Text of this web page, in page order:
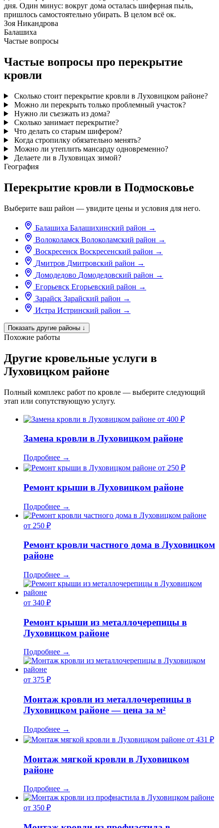
дня. Один минус: вокруг дома осталась шиферная пыль,
пришлось самостоятельно убирать. В целом всё ок.
Зоя Никандрова
Балашиха
Частые вопросы
Частые вопросы про перекрытие
кровли
Сколько стоит перекрытие кровли в Луховицком районе?
Можно ли перекрыть только проблемный участок?
Нужно ли съезжать из дома?
Сколько занимает перекрытие?
Что делать со старым шифером?
Когда стропилку обязательно менять?
Можно ли утеплить мансарду одновременно?
Делаете ли в Луховицах зимой?
География
Перекрытие кровли в Подмосковье
Выберите ваш район — увидите цены и условия для него.
Балашиха Балашихинский район →
Волоколамск Волоколамский район →
Воскресенск Воскресенский район →
Дмитров Дмитровский район →
Домодедово Домодедовский район →
Егорьевск Егорьевский район →
Зарайск Зарайский район →
Истра Истринский район →
Показать другие районы ↓
Похожие работы
Другие кровельные услуги в
Луховицком районе
Полный комплекс работ по кровле — выберите следующий
этап или сопутствующую услугу.
от 400 ₽
Замена кровли в Луховицком районе
Подробнее →
от 250 ₽
Ремонт крыши в Луховицком районе
Подробнее →
от 250 ₽
Ремонт кровли частного дома в Луховицком
районе
Подробнее →
от 340 ₽
Ремонт крыши из металлочерепицы в
Луховицком районе
Подробнее →
от 375 ₽
Монтаж кровли из металлочерепицы в
Луховицком районе — цена за м²
Подробнее →
от 431 ₽
Монтаж мягкой кровли в Луховицком
районе
Подробнее →
от 350 ₽